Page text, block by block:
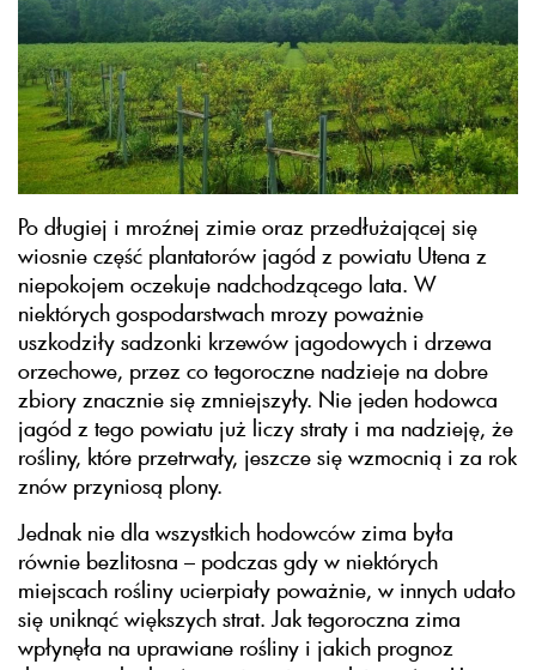
Po długiej i mroźnej zimie oraz przedłużającej się
wiosnie część plantatorów jagód z powiatu Utena z
niepokojem oczekuje nadchodzącego lata. W
niektórych gospodarstwach mrozy poważnie
uszkodziły sadzonki krzewów jagodowych i drzewa
orzechowe, przez co tegoroczne nadzieje na dobre
zbiory znacznie się zmniejszyły. Nie jeden hodowca
jagód z tego powiatu już liczy straty i ma nadzieję, że
rośliny, które przetrwały, jeszcze się wzmocnią i za rok
znów przyniosą plony.
Jednak nie dla wszystkich hodowców zima była
równie bezlitosna – podczas gdy w niektórych
miejscach rośliny ucierpiały poważnie, w innych udało
się uniknąć większych strat. Jak tegoroczna zima
wpłynęła na uprawiane rośliny i jakich prognoz